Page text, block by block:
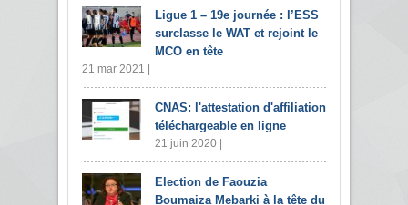
Ligue 1 – 19e journée : l’ESS
surclasse le WAT et rejoint le
MCO en tête
21 mar 2021 |
CNAS: l'attestation d'affiliation
téléchargeable en ligne
21 juin 2020 |
Election de Faouzia
Boumaiza Mebarki à la tête du